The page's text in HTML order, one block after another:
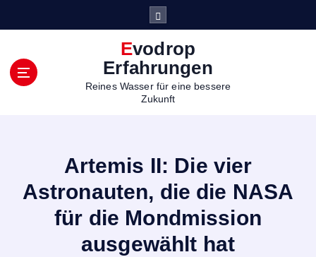
Evodrop
Erfahrungen
Reines Wasser für eine bessere
Zukunft
Artemis II: Die vier
Astronauten, die die NASA
für die Mondmission
ausgewählt hat